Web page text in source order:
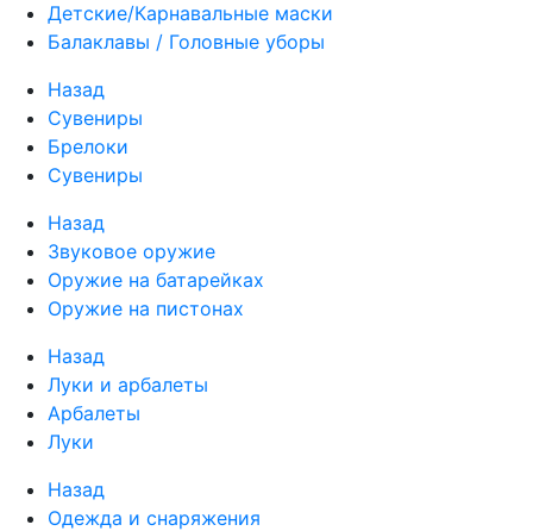
Детские/Карнавальные маски
Балаклавы / Головные уборы
Назад
Сувениры
Брелоки
Сувениры
Назад
Звуковое оружие
Оружие на батарейках
Оружие на пистонах
Назад
Луки и арбалеты
Арбалеты
Луки
Назад
Одежда и снаряжения